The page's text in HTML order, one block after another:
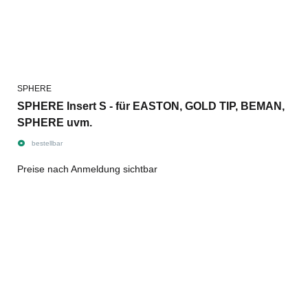
SPHERE
SPHERE Insert S - für EASTON, GOLD TIP, BEMAN,
SPHERE uvm.
bestellbar
Preise nach Anmeldung sichtbar